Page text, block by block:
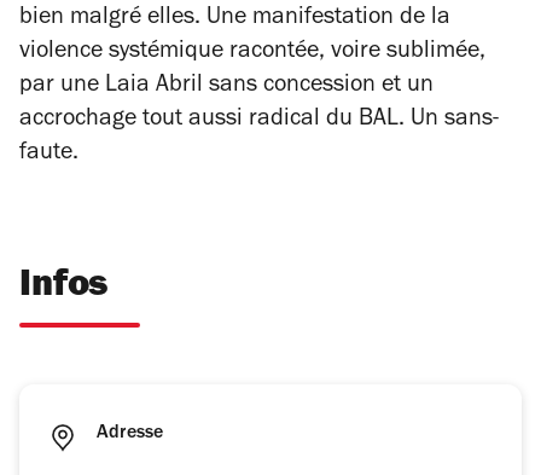
bien malgré elles. Une manifestation de la
violence systémique racontée, voire sublimée,
par une Laia Abril sans concession et un
accrochage tout aussi radical du BAL. Un sans-
faute.
Infos
Adresse